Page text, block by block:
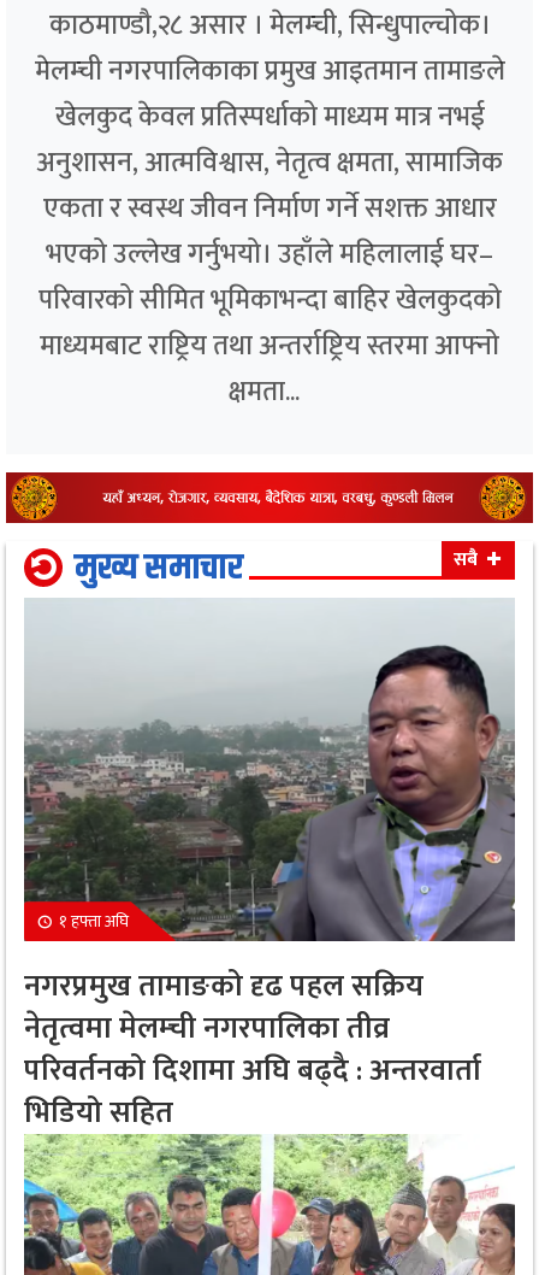
काठमाण्डौ,२८ असार । मेलम्ची, सिन्धुपाल्चोक।
मेलम्ची नगरपालिकाका प्रमुख आइतमान तामाङले
खेलकुद केवल प्रतिस्पर्धाको माध्यम मात्र नभई
अनुशासन, आत्मविश्वास, नेतृत्व क्षमता, सामाजिक
एकता र स्वस्थ जीवन निर्माण गर्ने सशक्त आधार
भएको उल्लेख गर्नुभयो। उहाँले महिलालाई घर–
परिवारको सीमित भूमिकाभन्दा बाहिर खेलकुदको
माध्यमबाट राष्ट्रिय तथा अन्तर्राष्ट्रिय स्तरमा आफ्नो
क्षमता...
मुख्य समाचार सबै
१ हफ्ता अघि
नगरप्रमुख तामाङको दृढ पहल सक्रिय
नेतृत्वमा मेलम्ची नगरपालिका तीव्र
परिवर्तनको दिशामा अघि बढ्दै : अन्तरवार्ता
भिडियो सहित